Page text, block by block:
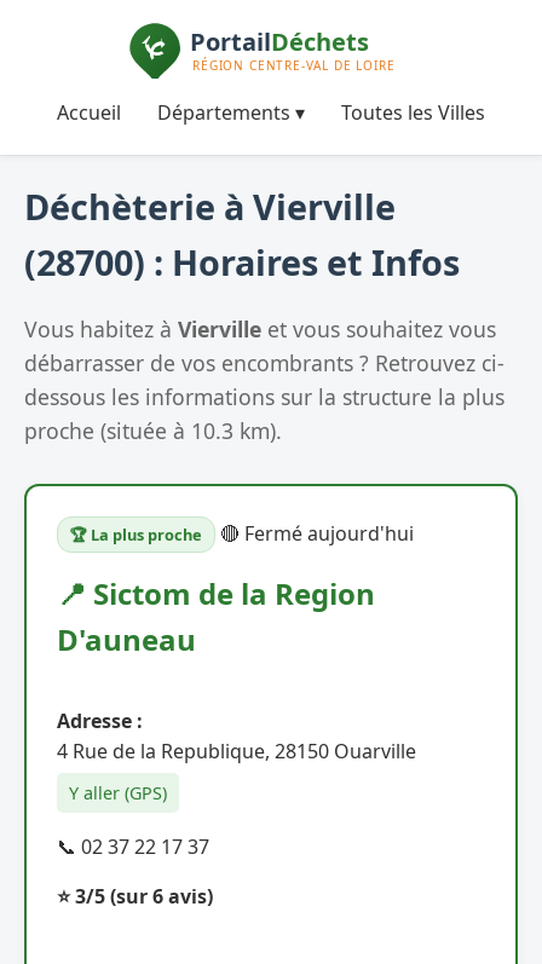
Accueil Départements ▾ Toutes les Villes
Déchèterie à Vierville
(28700) : Horaires et Infos
Vous habitez à Vierville et vous souhaitez vous
débarrasser de vos encombrants ? Retrouvez ci-
dessous les informations sur la structure la plus
proche (située à 10.3 km).
🏆 La plus proche 🔴 Fermé aujourd'hui
📍 Sictom de la Region
D'auneau
Adresse :
4 Rue de la Republique, 28150 Ouarville
Y aller (GPS)
📞 02 37 22 17 37
⭐ 3/5(sur 6 avis)